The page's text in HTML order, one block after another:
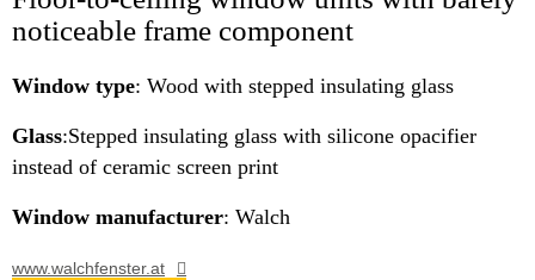
noticeable frame component
Window type: Wood with stepped insulating glass
Glass:Stepped insulating glass with silicone opacifier
instead of ceramic screen print
Window manufacturer: Walch
www.walchfenster.at